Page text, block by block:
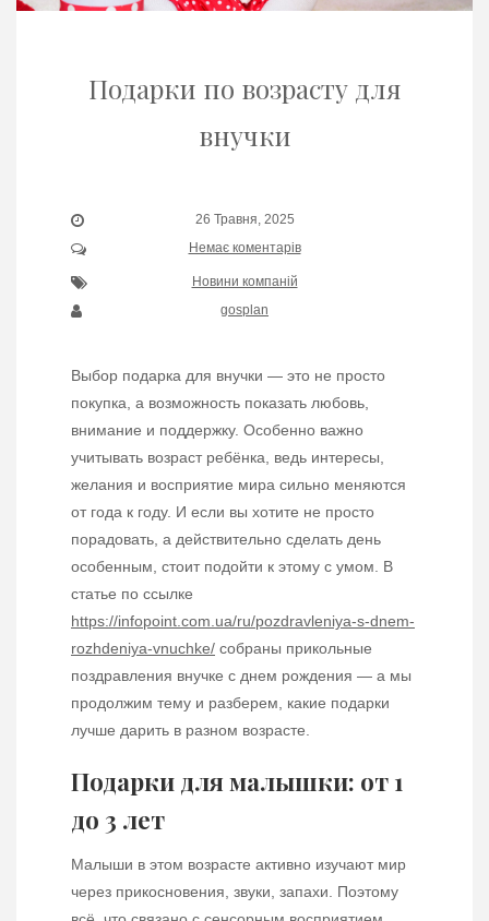
Подарки по возрасту для
внучки
26 Травня, 2025
Немає коментарів
Новини компаній
gosplan
Выбор подарка для внучки — это не просто
покупка, а возможность показать любовь,
внимание и поддержку. Особенно важно
учитывать возраст ребёнка, ведь интересы,
желания и восприятие мира сильно меняются
от года к году. И если вы хотите не просто
порадовать, а действительно сделать день
особенным, стоит подойти к этому с умом. В
статье по ссылке
https://infopoint.com.ua/ru/pozdravleniya-s-dnem-
rozhdeniya-vnuchke/ собраны прикольные
поздравления внучке с днем рождения — а мы
продолжим тему и разберем, какие подарки
лучше дарить в разном возрасте.
Подарки для малышки: от 1
до 3 лет
Малыши в этом возрасте активно изучают мир
через прикосновения, звуки, запахи. Поэтому